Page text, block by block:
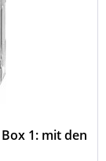
1: mit den